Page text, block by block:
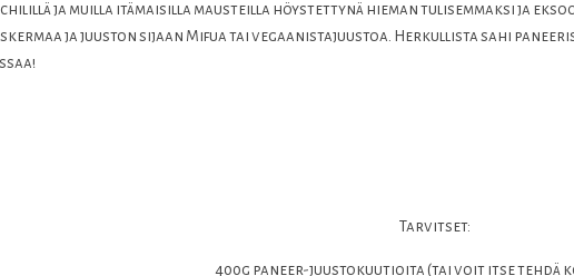
ja muilla itämaisilla mausteilla höystettynä hieman tulisemmaksi ja
ja juuston sijaan Mifua tai vegaanistajuustoa. Herkullista sahi
Tarvitset:
400g paneer-juustokuutioita (tai voit itse tehdä